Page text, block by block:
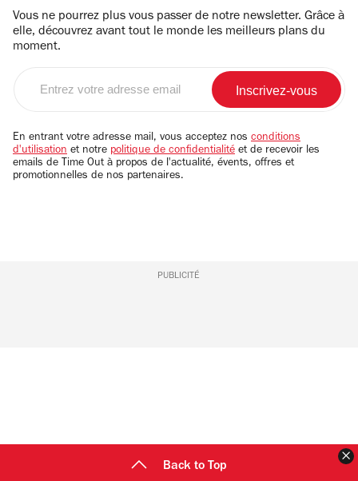
Vous ne pourrez plus vous passer de notre newsletter. Grâce à
elle, découvrez avant tout le monde les meilleurs plans du
moment.
email
En entrant votre adresse mail, vous acceptez nos conditions
d'utilisation et notre politique de confidentialité et de recevoir les
emails de Time Out à propos de l'actualité, évents, offres et
promotionnelles de nos partenaires.
PUBLICITÉ
Back to Top